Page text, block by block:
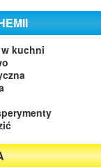
kuchni